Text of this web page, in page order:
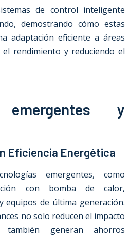
de control inteligente
demostrando cómo estas
adaptación eficiente a áreas
el rendimiento y reduciendo el
emergentes y
Eficiencia Energética
emergentes, como
con bomba de calor,
equipos de última generación.
no solo reducen el impacto
generan ahorros